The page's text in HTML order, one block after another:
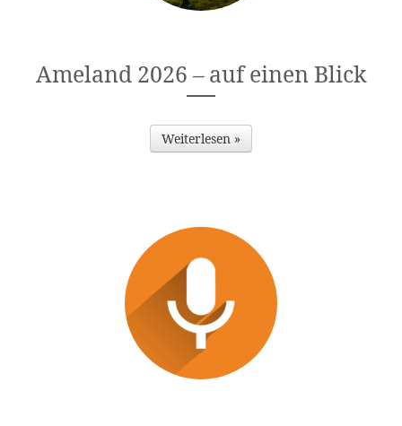
Ameland 2026 – auf einen Blick
Weiterlesen »